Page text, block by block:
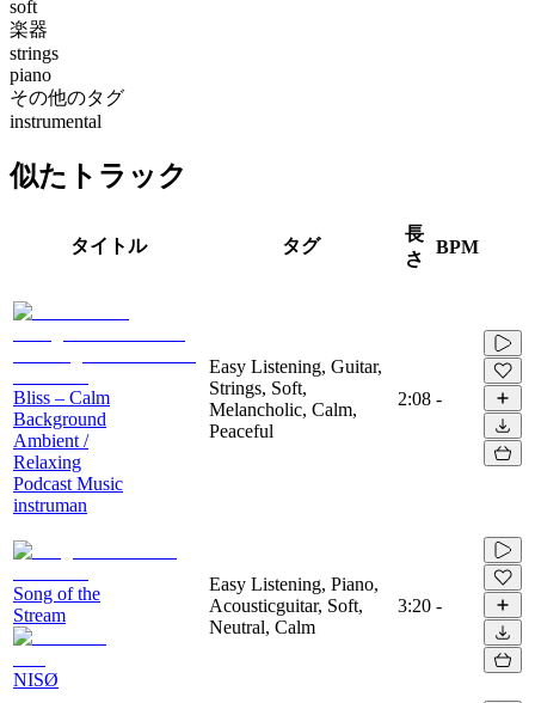
soft
楽器
strings
piano
その他のタグ
instrumental
似たトラック
タイトル タグ
長
さ
BPM
Bliss – Calm
Background
Ambient /
Relaxing
Podcast Music
instruman
Easy Listening, Guitar,
Strings, Soft,
Melancholic, Calm,
Peaceful
2:08 -
Song of the
Stream
NISØ
Easy Listening, Piano,
Acousticguitar, Soft,
Neutral, Calm
3:20 -